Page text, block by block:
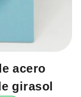
acero
girasol